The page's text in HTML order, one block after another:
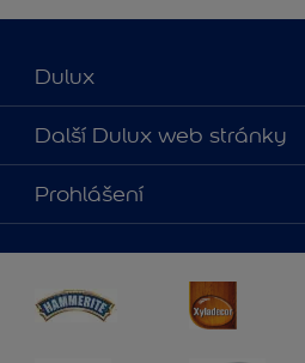
Dulux
O nás
Kontaktujte nás
Najít obchod
Další Dulux web stránky
duluxmalir.cz
duluxmaliar.sk
duluxprodejnabarev.cz
duluxpredajnafarieb.sk
Prohlášení